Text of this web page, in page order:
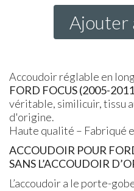
Ajouter
Accoudoir réglable en
FORD FOCUS(2005-
véritable, similicuir, tissu
d'origine.
Haute qualité – Fabriqué
ACCOUDOIR POUR
SANS L’ACCOUDOIR
L’accoudoir a le porte-